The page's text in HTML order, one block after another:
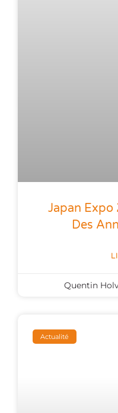
Japan Expo
Des
Quentin
Actualité